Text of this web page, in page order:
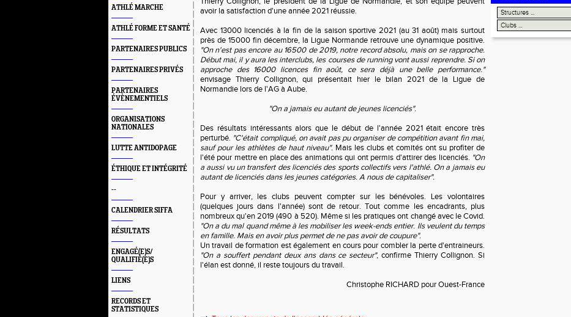
ATHLÉ MARCHE
ATHLÉ FORME ET SANTÉ
PARTENAIRES PUBLICS
PARTENAIRES PRIVÉS
PARTENAIRES
ÉVÈNEMENTIELS
ORGANISATIONS
NATIONALES
LUTTE ANTIDOPAGE
ÉTHIQUE ET INTÉGRITÉ
--
CALENDRIER SIFFA
RÉSULTATS
ENGAGÉ(E)S/
QUALIFIÉ(E)S
LIENS
RECORDS ET
STATISTIQUES
avoir la satisfaction d'une année 2021 réussie.
Avec 13000 licenciés à la fin de la saison sportive 2021 (au 31 août) mais surtout
près de 15000 fin décembre, la Ligue Normande retrouve une dynamique positive.
"On n'est pas encore au 16500 de 2019, notre record absolu, mais on se rapproche.
Début mai, il y aura les interclubs, les courses de running vont aussi reprendre. Si on
approche des 16000 licences fin août, ce sera déjà une belle performance."
envisage Thierry Collignon, qui présentait hier le bilan 2021 de la Ligue de
Normandie lors de l'AG à Aube.
"On a jamais eu autant de jeunes licenciés".
Des résultats intéressants alors que le début de l'année 2021 était encore très
perturbé. "C'était compliqué, on avait pas pu organiser de compétition avant fin mai,
sauf pour les athlètes de haut niveau". Mais les clubs et comités ont su profiter de
l'été pour mettre en place des animations qui ont permis d'attirer des licenciés. "On
a aussi vu un transfert des licenciés des sports collectifs vers l'athlé. On a jamais eu
autant de licenciés dans les jeunes catégories. A nous de capitaliser".
Pour y arriver, les clubs peuvent compter sur les bénévoles. Les volontaires
(quelques jours dans l'année) sont de retour. Tout comme les encadrants, plus
nombreux qu'en 2019 (490 à 520). Même si les pratiques ont changé avec le Covid.
"On a du mal quand même à les mobiliser les week-ends entier. Ils veulent du temps
en famille. Mais en avoir plus permet de ne pas avoir de coupure".
Un travail de formation est également en cours pour combler la perte d'entraineurs.
"On a souffert pendant deux ans dans ce secteur", confirme Thierry Collignon. Si
l'élan est donné, il reste toujours du travail.
Christophe RICHARD pour Ouest-France